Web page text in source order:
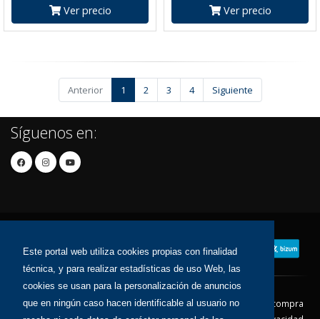
Este portal web utiliza cookies propias con finalidad
técnica, y para realizar estadísticas de uso Web, las
cookies se usan para la personalización de anuncios
que en ningún caso hacen identificable al usuario no
Ver precio Ver precio
Anterior 1 2 3 4 Siguiente
Síguenos en:
Contacto Aviso Legal
Condiciones de compra